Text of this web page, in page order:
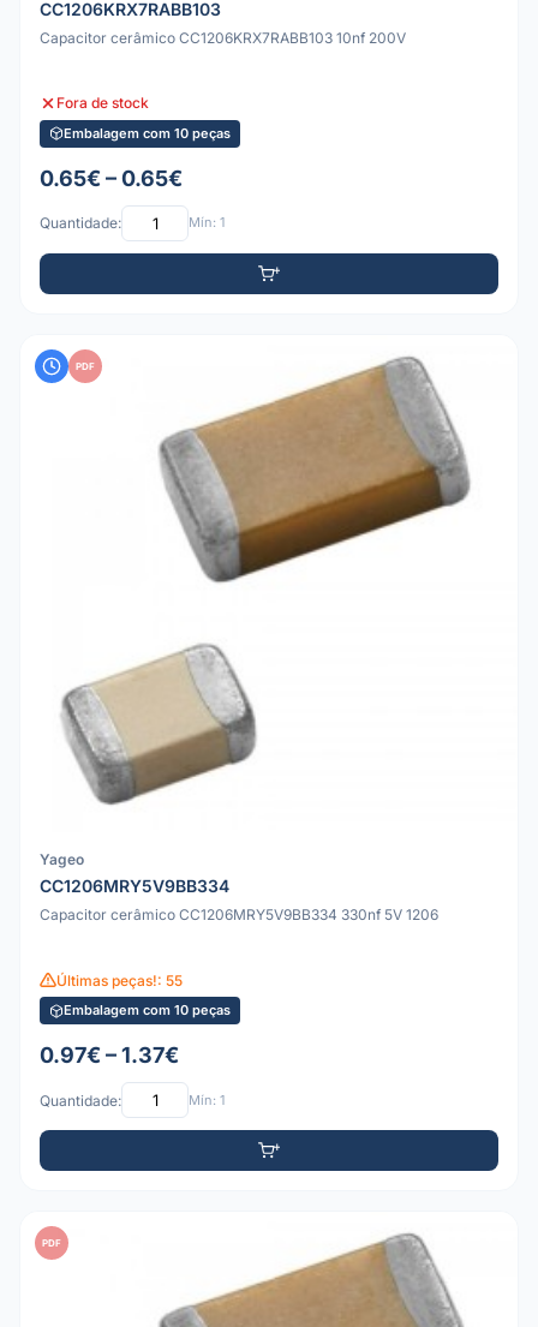
CC1206KRX7RABB103
Capacitor cerâmico CC1206KRX7RABB103 10nf 200V
Fora de stock
Embalagem com 10 peças
0.65€ – 0.65€
Quantidade: Mín: 1
PDF
Yageo
CC1206MRY5V9BB334
Capacitor cerâmico CC1206MRY5V9BB334 330nf 5V 1206
Últimas peças!: 55
Embalagem com 10 peças
0.97€ – 1.37€
Quantidade: Mín: 1
PDF